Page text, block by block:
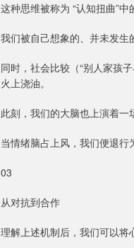
这种思维被称为 “认知扭曲”中
我们被自己想象的、并未发生
同时，社会比较（“别人家孩
火上浇油。
此刻，我们的大脑也上演着一
当情绪脑占上风，我们便退行
03
从对抗到合作
理解上述机制后，我们可以将